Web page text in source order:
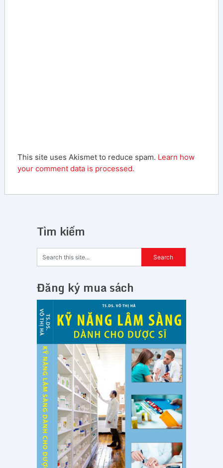
This site uses Akismet to reduce spam. Learn how
your comment data is processed.
Tìm kiếm
Đăng ký mua sách